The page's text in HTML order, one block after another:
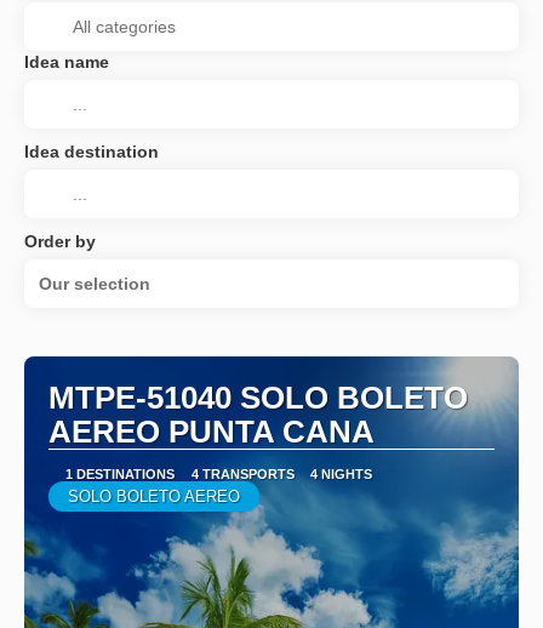
Idea name
Idea destination
Order by
Our selection
MTPE-51040 SOLO BOLETO
AEREO PUNTA CANA
1 DESTINATIONS 4 TRANSPORTS 4 NIGHTS
SOLO BOLETO AEREO